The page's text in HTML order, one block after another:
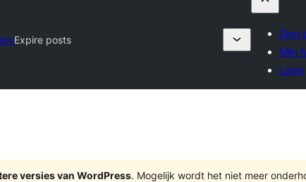
Expire posts
Dien
Mijn
Login
versies van WordPress. Mogelijk wordt het niet meer